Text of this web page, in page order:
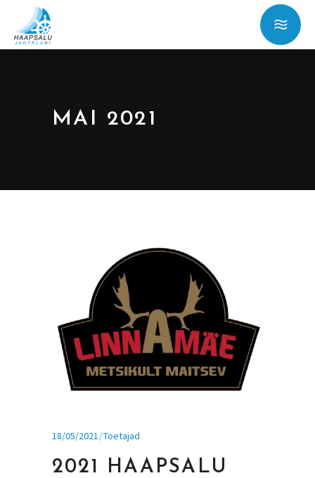
MAI 2021
18/05/2021 Toetajad
2021 HAAPSALU